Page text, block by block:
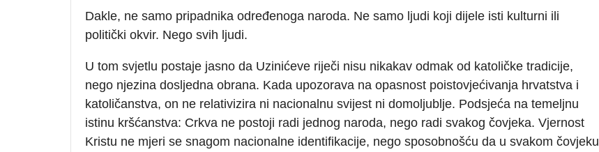
Dakle, ne samo pripadnika određenoga naroda. Ne samo ljudi koji dijele isti kulturni ili
politički okvir. Nego svih ljudi.
U tom svjetlu postaje jasno da Uzinićeve riječi nisu nikakav odmak od katoličke tradicije,
nego njezina dosljedna obrana. Kada upozorava na opasnost poistovjećivanja hrvatstva i
katoličanstva, on ne relativizira ni nacionalnu svijest ni domoljublje. Podsjeća na temeljnu
istinu kršćanstva: Crkva ne postoji radi jednog naroda, nego radi svakog čovjeka. Vjernost
Kristu ne mjeri se snagom nacionalne identifikacije, nego sposobnošću da u svakom čovjeku